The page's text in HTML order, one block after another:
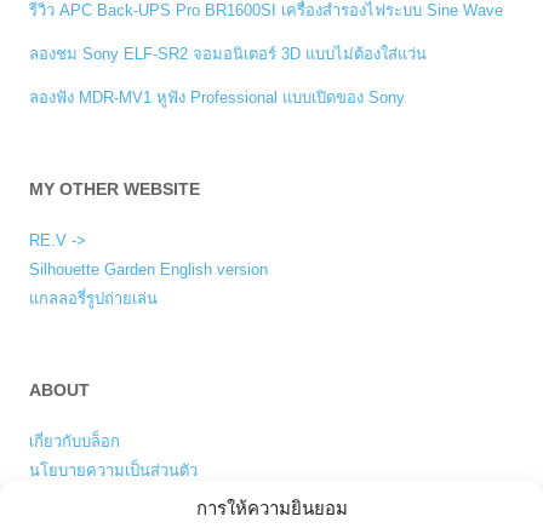
การให้ความยินยอม
รีวิว APC Back-UPS Pro BR1600SI เครื่องสำรองไฟระบบ Sine Wave
ลองชม Sony ELF-SR2 จอมอนิเตอร์ 3D แบบไม่ต้องใส่แว่น
ลองฟัง MDR-MV1 หูฟัง Professional แบบเปิดของ Sony
MY OTHER WEBSITE
RE.V ->
Silhouette Garden English version
แกลลอรี่รูปถ่ายเล่น
ABOUT
เกี่ยวกับบล็อก
นโยบายความเป็นส่วนตัว